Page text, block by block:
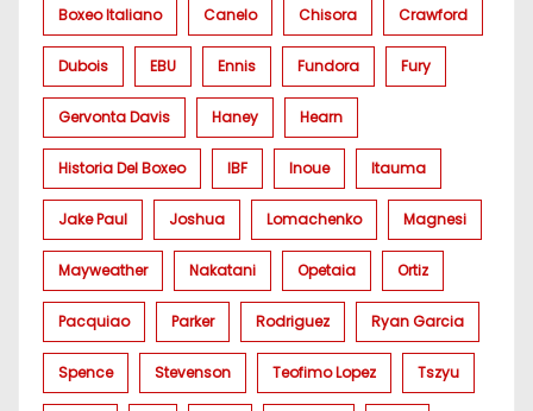
Boxeo Italiano Canelo Chisora Crawford
Dubois EBU Ennis Fundora Fury
Gervonta Davis Haney Hearn
Historia Del Boxeo IBF Inoue Itauma
Jake Paul Joshua Lomachenko Magnesi
Mayweather Nakatani Opetaia Ortiz
Pacquiao Parker Rodriguez Ryan Garcia
Spence Stevenson Teofimo Lopez Tszyu